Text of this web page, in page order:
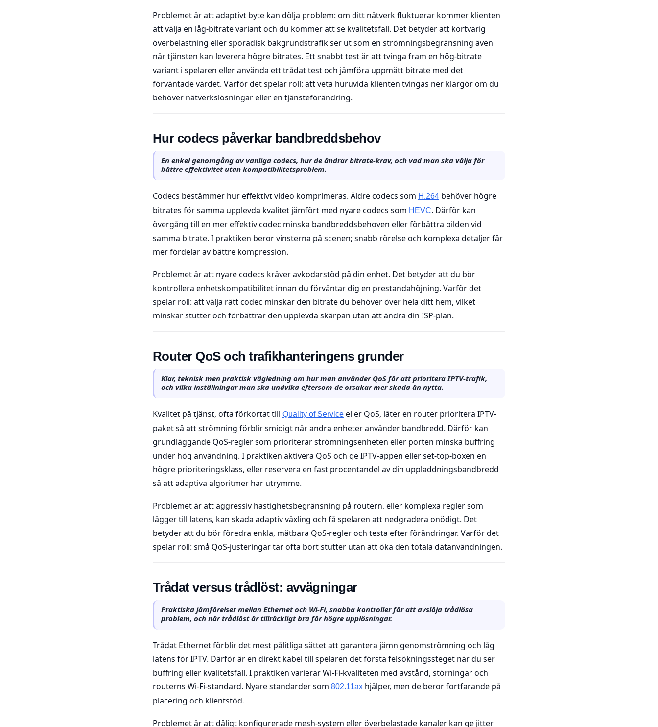
Problemet är att adaptivt byte kan dölja problem: om ditt nätverk fluktuerar kommer klienten
att välja en låg-bitrate variant och du kommer att se kvalitetsfall. Det betyder att kortvarig
överbelastning eller sporadisk bakgrundstrafik ser ut som en strömningsbegränsning även
när tjänsten kan leverera högre bitrates. Ett snabbt test är att tvinga fram en hög-bitrate
variant i spelaren eller använda ett trådat test och jämföra uppmätt bitrate med det
förväntade värdet. Varför det spelar roll: att veta huruvida klienten tvingas ner klargör om du
behöver nätverkslösningar eller en tjänsteförändring.
Hur codecs påverkar bandbreddsbehov
En enkel genomgång av vanliga codecs, hur de ändrar bitrate-krav, och vad man ska välja för
bättre effektivitet utan kompatibilitetsproblem.
Codecs bestämmer hur effektivt video komprimeras. Äldre codecs som H.264 behöver högre
bitrates för samma upplevda kvalitet jämfört med nyare codecs som HEVC. Därför kan
övergång till en mer effektiv codec minska bandbreddsbehoven eller förbättra bilden vid
samma bitrate. I praktiken beror vinsterna på scenen; snabb rörelse och komplexa detaljer får
mer fördelar av bättre kompression.
Problemet är att nyare codecs kräver avkodarstöd på din enhet. Det betyder att du bör
kontrollera enhetskompatibilitet innan du förväntar dig en prestandahöjning. Varför det
spelar roll: att välja rätt codec minskar den bitrate du behöver över hela ditt hem, vilket
minskar stutter och förbättrar den upplevda skärpan utan att ändra din ISP-plan.
Router QoS och trafikhanteringens grunder
Klar, teknisk men praktisk vägledning om hur man använder QoS för att prioritera IPTV-trafik,
och vilka inställningar man ska undvika eftersom de orsakar mer skada än nytta.
Kvalitet på tjänst, ofta förkortat till Quality of Service eller QoS, låter en router prioritera IPTV-
paket så att strömning förblir smidigt när andra enheter använder bandbredd. Därför kan
grundläggande QoS-regler som prioriterar strömningsenheten eller porten minska buffring
under hög användning. I praktiken aktivera QoS och ge IPTV-appen eller set-top-boxen en
högre prioriteringsklass, eller reservera en fast procentandel av din uppladdningsbandbredd
så att adaptiva algoritmer har utrymme.
Problemet är att aggressiv hastighetsbegränsning på routern, eller komplexa regler som
lägger till latens, kan skada adaptiv växling och få spelaren att nedgradera onödigt. Det
betyder att du bör föredra enkla, mätbara QoS-regler och testa efter förändringar. Varför det
spelar roll: små QoS-justeringar tar ofta bort stutter utan att öka den totala datanvändningen.
Trådat versus trådlöst: avvägningar
Praktiska jämförelser mellan Ethernet och Wi-Fi, snabba kontroller för att avslöja trådlösa
problem, och när trådlöst är tillräckligt bra för högre upplösningar.
Trådat Ethernet förblir det mest pålitliga sättet att garantera jämn genomströmning och låg
latens för IPTV. Därför är en direkt kabel till spelaren det första felsökningssteget när du ser
buffring eller kvalitetsfall. I praktiken varierar Wi-Fi-kvaliteten med avstånd, störningar och
routerns Wi-Fi-standard. Nyare standarder som 802.11ax hjälper, men de beror fortfarande på
placering och klientstöd.
Problemet är att dåligt konfigurerade mesh-system eller överbelastade kanaler kan ge jitter